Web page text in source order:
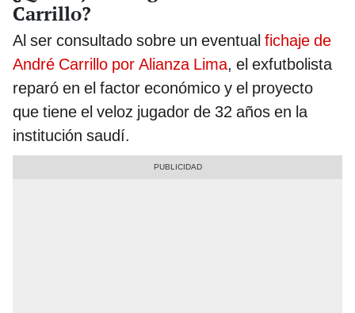
Carrillo?
Al ser consultado sobre un eventual fichaje de
André Carrillo por Alianza Lima, el exfutbolista
reparó en el factor económico y el proyecto
que tiene el veloz jugador de 32 años en la
institución saudí.